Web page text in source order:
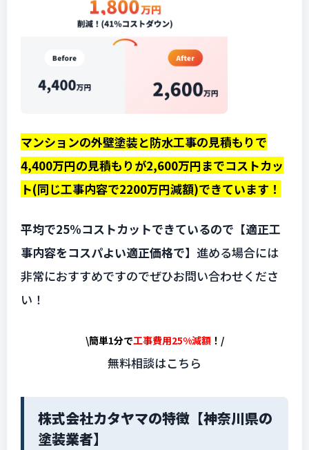
マンションの外壁塗装と防水工事の見積もりで
4,400万円の見積もりが2,600万円までコストカッ
ト(同じ工事内容で2200万円減額)できています！
平均で25%コストカットできているので【適正工
事内容をコスパよい適正価格で】 進める場合には
非常におすすめですのでぜひお問い合わせくださ
い！
\簡単1分で工事費用25%減額！/
無料相談はこちら
株式会社カタヤマの特徴【神奈川県の
塗装業者】